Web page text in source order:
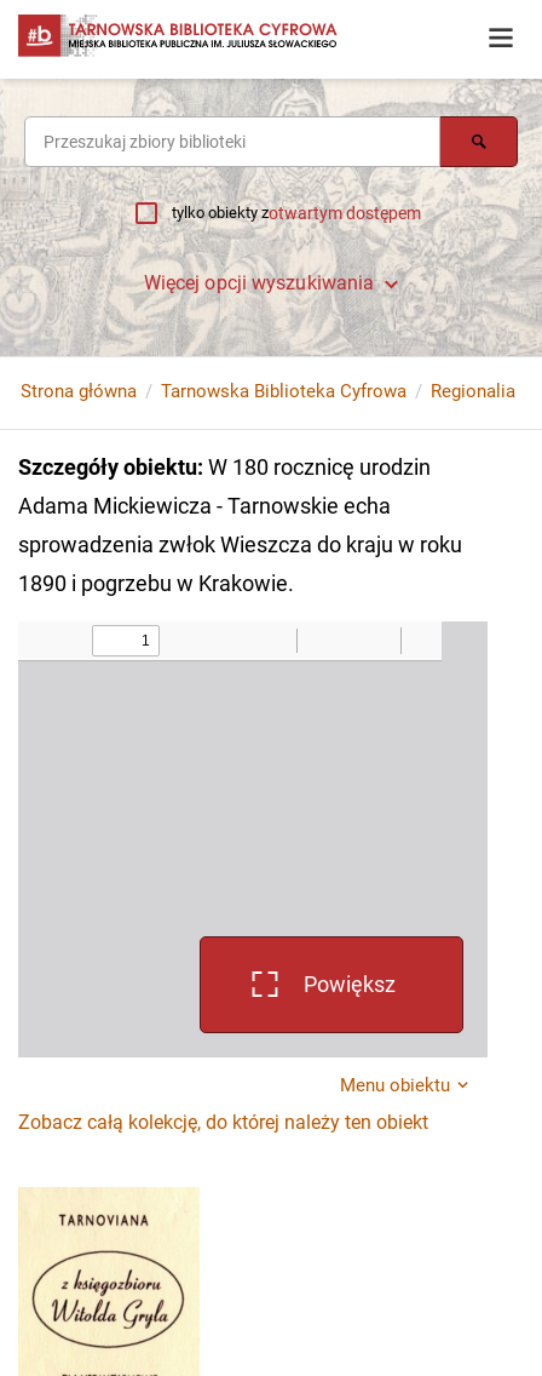
tylko obiekty zotwartym dostępem
Więcej opcji wyszukiwania
Strona główna Tarnowska Biblioteka Cyfrowa Regionalia
Szczegóły obiektu: W 180 rocznicę urodzin
Adama Mickiewicza - Tarnowskie echa
sprowadzenia zwłok Wieszcza do kraju w roku
1890 i pogrzebu w Krakowie.
Powiększ
Menu obiektu
Zobacz całą kolekcję, do której należy ten obiekt